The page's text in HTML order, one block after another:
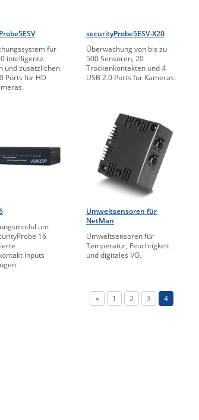
für
intelligente
und zusätzlichen
Ports für HD
securityProbe5ESV-X20
Überwachung von bis zu
500 Sensoren, 20
Trockenkontakten und 4
USB 2.0 Ports für Kameras.
um
16
Inputs
Umweltsensoren für
NetMan
Umweltsensoren für
Temperatur, Feuchtigkeit
und digitales I/O.
« 1 2 3 4